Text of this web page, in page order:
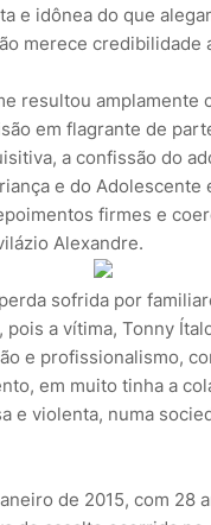
e idônea do que
merece credibilidade
resultou amplamente
em flagrante de
a confissão do
e do Adolescente
firmes e
Alexandre.
sofrida por
a vítima, Tonny
e profissionalismo,
em muito tinha a
e violenta, numa
de 2015, com 28